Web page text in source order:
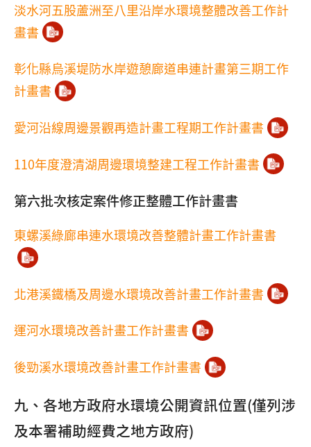
淡水河五股蘆洲至八里沿岸水環境整體改善工作計
畫書
彰化縣烏溪堤防水岸遊憩廊道串連計畫第三期工作
計畫書
愛河沿線周邊景觀再造計畫工程期工作計畫書
110年度澄清湖周邊環境整建工程工作計畫書
第六批次核定案件修正整體工作計畫書
東螺溪綠廊串連水環境改善整體計畫工作計畫書
北港溪鐵橋及周邊水環境改善計畫工作計畫書
運河水環境改善計畫工作計畫書
後勁溪水環境改善計畫工作計畫書
九、各地方政府水環境公開資訊位置(僅列涉
及本署補助經費之地方政府)